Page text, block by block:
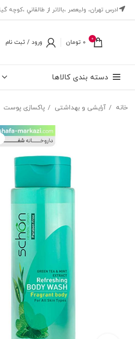
ادرس تهران، ‎وليعصر ،بالاتر از طالقاني ،كوچه گيلان،پلاک ۱،داروخانه شفا مركزي
0
0 تومان ورود / ثبت نام
دسته بندی کالاها
خانه آرایشی و بهداشتی پاکسازی پوست